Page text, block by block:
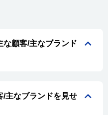
な顧客/主なブランド
/主なブランドを見せ